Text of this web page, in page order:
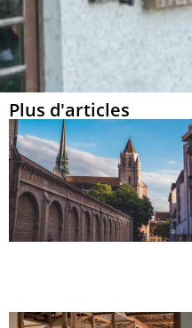
Plus d'articles